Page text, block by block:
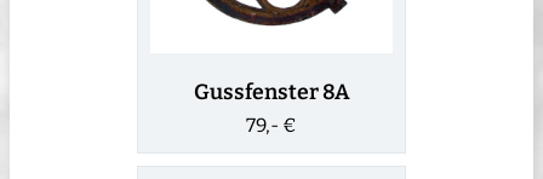
Gussfenster 8A
79,- €